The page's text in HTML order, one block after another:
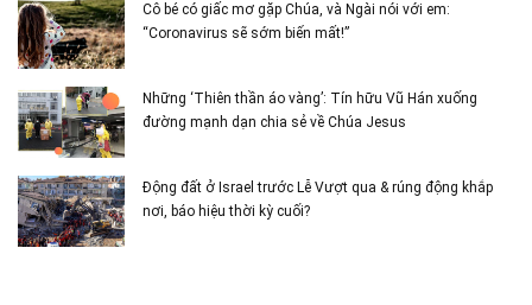
Cô bé có giấc mơ gặp Chúa, và Ngài nói với em:
“Coronavirus sẽ sớm biến mất!”
Những ‘Thiên thần áo vàng’: Tín hữu Vũ Hán xuống
đường mạnh dạn chia sẻ về Chúa Jesus
Động đất ở Israel trước Lễ Vượt qua & rúng động khắp
nơi, báo hiệu thời kỳ cuối?